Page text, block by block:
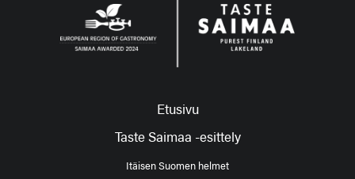
Etusivu
Taste Saimaa -esittely
Itäisen Suomen helmet